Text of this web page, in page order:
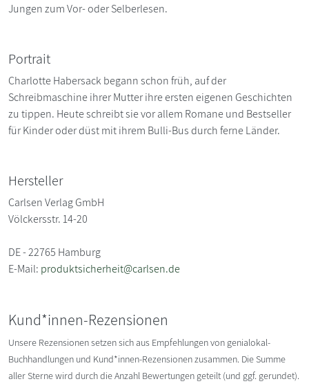
Jungen zum Vor- oder Selberlesen.
Portrait
Charlotte Habersack begann schon früh, auf der
Schreibmaschine ihrer Mutter ihre ersten eigenen Geschichten
zu tippen. Heute schreibt sie vor allem Romane und Bestseller
für Kinder oder düst mit ihrem Bulli-Bus durch ferne Länder.
Hersteller
Carlsen Verlag GmbH
Völckersstr. 14-20
DE - 22765 Hamburg
E-Mail: produktsicherheit@carlsen.de
Kund*innen-Rezensionen
Unsere Rezensionen setzen sich aus Empfehlungen von genialokal-
Buchhandlungen und Kund*innen-Rezensionen zusammen. Die Summe
aller Sterne wird durch die Anzahl Bewertungen geteilt (und ggf. gerundet).